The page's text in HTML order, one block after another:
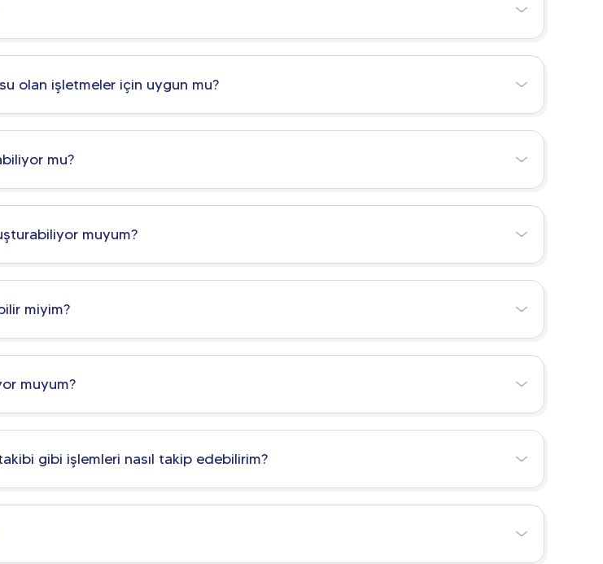
olan işletmeler için uygun mu?
mu?
muyum?
miyim?
muyum?
gibi işlemleri nasıl takip edebilirim?